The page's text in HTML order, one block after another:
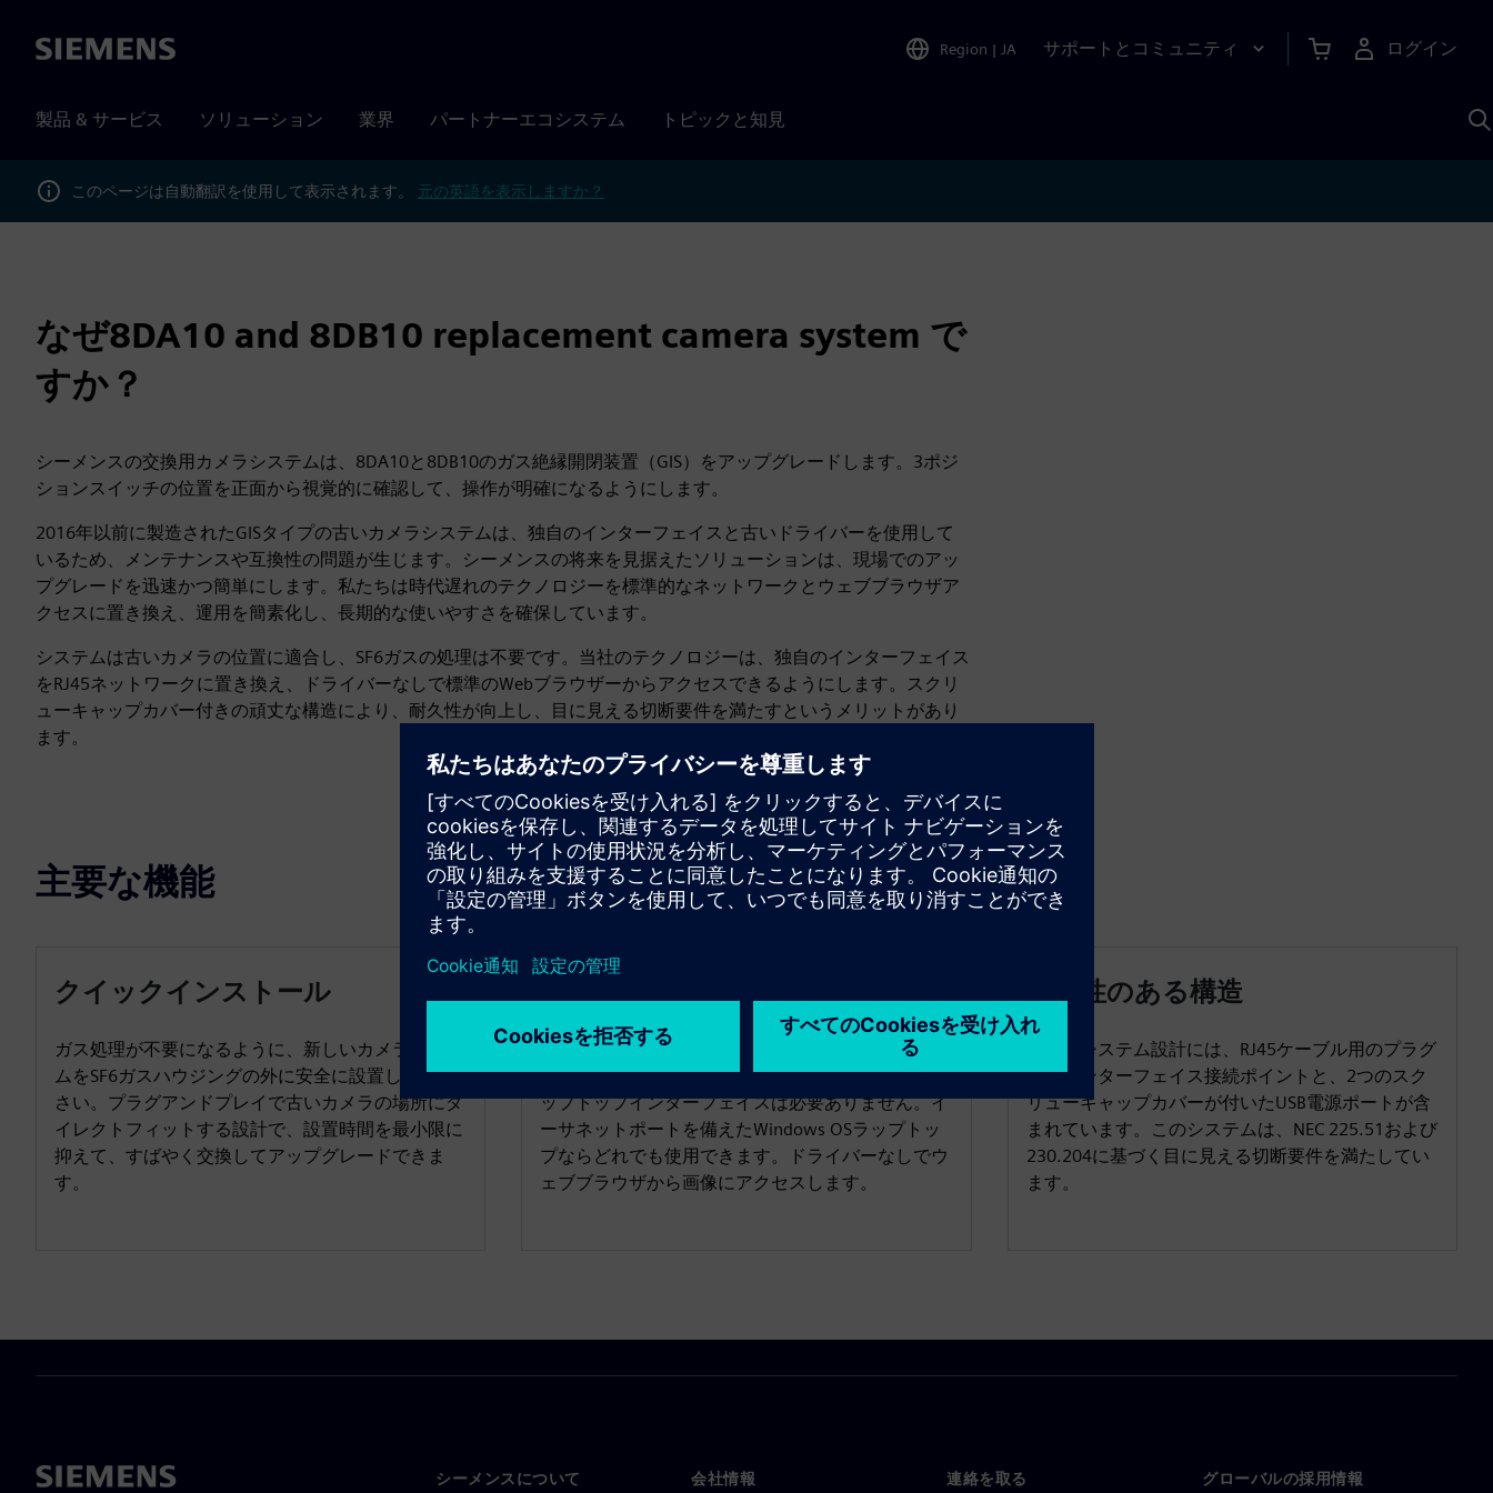
Siemens Region | JA サポートとコミュニティ ログイン
製品 & サービス ソリューション 業界 パートナーエコシステム トピックと知見
このページは自動翻訳を使用して表示されます。 元の英語を表示しますか？
なぜ8DA10 and 8DB10 replacement camera system で
すか？
シーメンスの交換用カメラシステムは、8DA10と8DB10のガス絶縁開閉装置（GIS）をアップグレードします。3ポジ
ションスイッチの位置を正面から視覚的に確認して、操作が明確になるようにします。
2016年以前に製造されたGISタイプの古いカメラシステムは、独自のインターフェイスと古いドライバーを使用して
いるため、メンテナンスや互換性の問題が生じます。シーメンスの将来を見据えたソリューションは、現場でのアッ
プグレードを迅速かつ簡単にします。私たちは時代遅れのテクノロジーを標準的なネットワークとウェブブラウザア
クセスに置き換え、運用を簡素化し、長期的な使いやすさを確保しています。
システムは古いカメラの位置に適合し、SF6ガスの処理は不要です。当社のテクノロジーは、独自のインターフェイス
をRJ45ネットワークに置き換え、ドライバーなしで標準のWebブラウザーからアクセスできるようにします。スクリ
ューキャップカバー付きの頑丈な構造により、耐久性が向上し、目に見える切断要件を満たすというメリットがあり
ます。
主要な機能
クイックインストール
ガス処理が不要になるように、新しいカメラシステ
ムをSF6ガスハウジングの外に安全に設置してくだ
さい。プラグアンドプレイで古いカメラの場所にダ
イレクトフィットする設計で、設置時間を最小限に
抑えて、すばやく交換してアップグレードできま
す。
データ転送には、独自のFireWireを標準のRJ45ネッ
トワークアダプターに交換してください。特定のラ
ップトップインターフェイスは必要ありません。イ
ーサネットポートを備えたWindows OSラップトッ
プならどれでも使用できます。ドライバーなしでウ
ェブブラウザから画像にアクセスします。
耐久性のある構造
新しいシステム設計には、RJ45ケーブル用のプラグ
インインターフェイス接続ポイントと、2つのスク
リューキャップカバーが付いたUSB電源ポートが含
まれています。このシステムは、NEC 225.51および
230.204に基づく目に見える切断要件を満たしてい
ます。
シーメンスについて 会社情報 連絡を取る グローバルの採用情報